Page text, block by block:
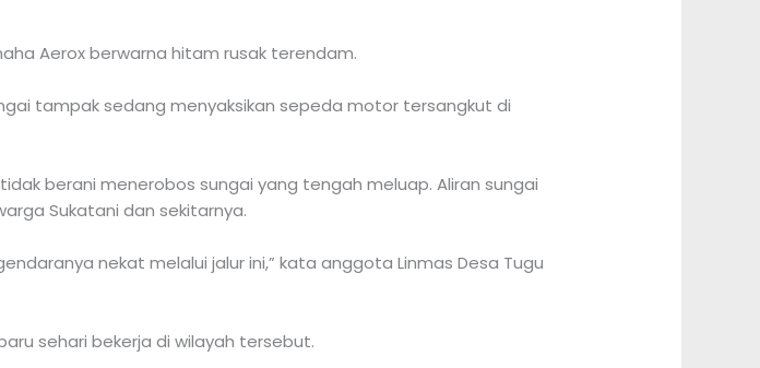
Aerox berwarna hitam rusak terendam.
tampak sedang menyaksikan sepeda motor tersangkut di
berani menerobos sungai yang tengah meluap. Aliran sungai
Sukatani dan sekitarnya.
nekat melalui jalur ini,” kata anggota Linmas Desa Tugu
sehari bekerja di wilayah tersebut.